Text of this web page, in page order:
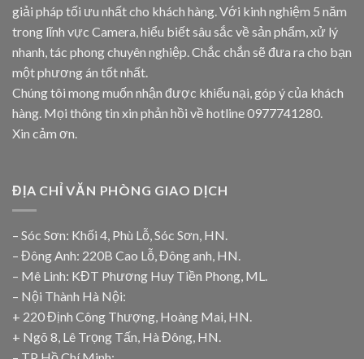
giải pháp tối ưu nhất cho khách hàng. Với kinh nghiệm 5 năm
trong lĩnh vực Camera, hiểu biết sâu sắc về sản phẩm, xử lý
nhanh, tác phong chuyên nghiệp. Chắc chắn sẽ đưa ra cho bạn
một phương án tốt nhất.
Chúng tôi mong muốn nhận được khiếu nại, góp ý của khách
hàng. Mọi thông tin xin phản hồi về hotline0977741280.
Xin cảm ơn.
ĐỊA CHỈ VĂN PHÒNG GIAO DỊCH
– Sóc Sơn: Khối 4, Phù Lỗ, Sóc Sơn, HN.
– Đông Anh: 220B Cao Lỗ, Đông anh, HN.
– Mê Linh: KĐT Phương Huy Tiền Phong, ML.
– Nội Thành Hà Nội:
+ 220 Định Công Thượng, Hoàng Mai, HN.
+ Ngõ 8, Lê Trọng Tấn, Hà Đông, HN.